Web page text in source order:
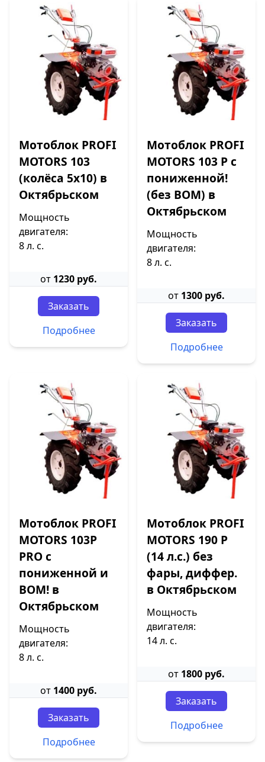
Мотоблок PROFI
MOTORS 103
(колёса 5х10) в
Октябрьском
Мощность
двигателя:
8 л. с.
от 1230 руб.
Заказать
Подробнее
Мотоблок PROFI
MOTORS 103 P с
пониженной!
(без ВОМ) в
Октябрьском
Мощность
двигателя:
8 л. с.
от 1300 руб.
Заказать
Подробнее
Мотоблок PROFI
MOTORS 103P
PRO с
пониженной и
ВОМ! в
Октябрьском
Мощность
двигателя:
8 л. с.
от 1400 руб.
Заказать
Подробнее
Мотоблок PROFI
MOTORS 190 P
(14 л.с.) без
фары, диффер.
в Октябрьском
Мощность
двигателя:
14 л. с.
от 1800 руб.
Заказать
Подробнее